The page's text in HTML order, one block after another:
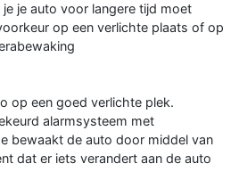
je auto voor langere tijd moet
op een verlichte plaats of op
op een goed verlichte plek.
alarmsysteem met
bewaakt de auto door middel van
dat er iets verandert aan de auto